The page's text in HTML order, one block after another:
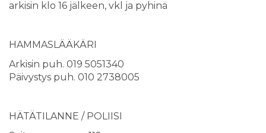
arkisin klo 16 jälkeen, vkl ja pyhinä
HAMMASLÄÄKÄRI
Arkisin puh. 019 5051340
Päivystys puh. 010 2738005
HÄTÄTILANNE / POLIISI